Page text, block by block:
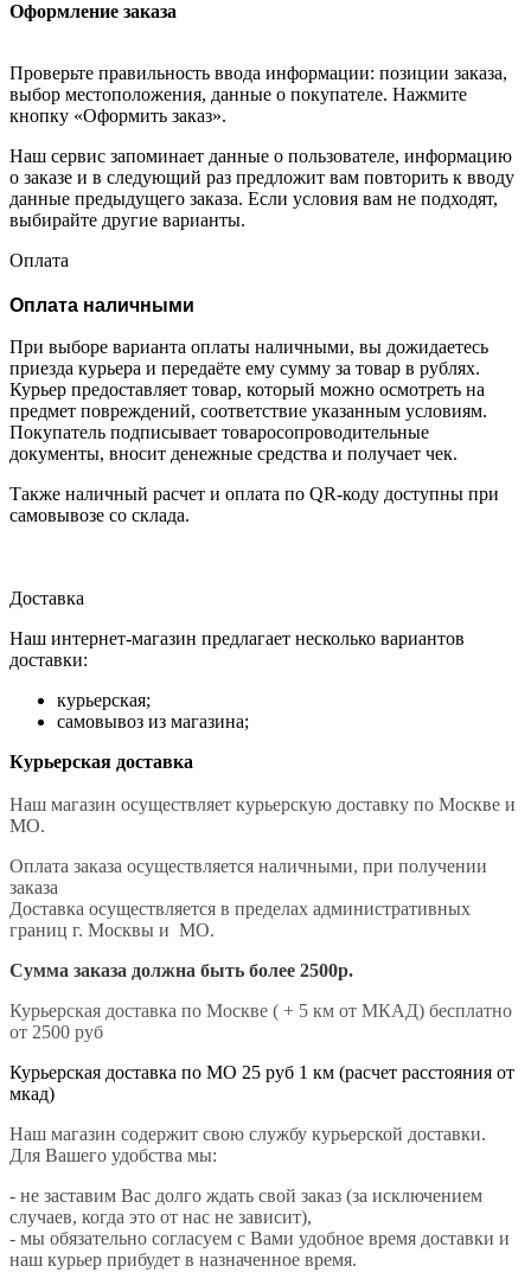
Оформление заказа
Проверьте правильность ввода информации: позиции заказа,
выбор местоположения, данные о покупателе. Нажмите
кнопку «Оформить заказ».
Наш сервис запоминает данные о пользователе, информацию
о заказе и в следующий раз предложит вам повторить к вводу
данные предыдущего заказа. Если условия вам не подходят,
выбирайте другие варианты.
Оплата
Оплата наличными
При выборе варианта оплаты наличными, вы дожидаетесь
приезда курьера и передаёте ему сумму за товар в рублях.
Курьер предоставляет товар, который можно осмотреть на
предмет повреждений, соответствие указанным условиям.
Покупатель подписывает товаросопроводительные
документы, вносит денежные средства и получает чек.
Также наличный расчет и оплата по QR-коду доступны при
самовывозе со склада.
Доставка
Наш интернет-магазин предлагает несколько вариантов
доставки:
курьерская;
самовывоз из магазина;
Курьерская доставка
Наш магазин осуществляет курьерскую доставку по Москве и
МО.
Оплата заказа осуществляется наличными, при получении
заказа
Доставка осуществляется в пределах административных
границ г. Москвы и МО.
Сумма заказа должна быть более 2500р.
Курьерская доставка по Москве ( + 5 км от МКАД) бесплатно
от 2500 руб
Курьерская доставка по МО 25 руб 1 км (расчет расстояния от
мкад)
Наш магазин содержит свою службу курьерской доставки.
Для Вашего удобства мы:
- не заставим Вас долго ждать свой заказ (за исключением
случаев, когда это от нас не зависит),
- мы обязательно согласуем с Вами удобное время доставки и
наш курьер прибудет в назначенное время.